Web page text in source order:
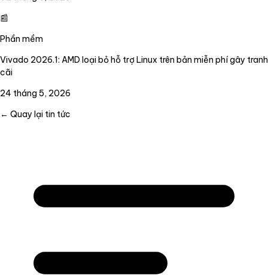
📰
Phần mềm
Vivado 2026.1: AMD loại bỏ hỗ trợ Linux trên bản miễn phí gây tranh
cãi
24 tháng 5, 2026
← Quay lại tin tức